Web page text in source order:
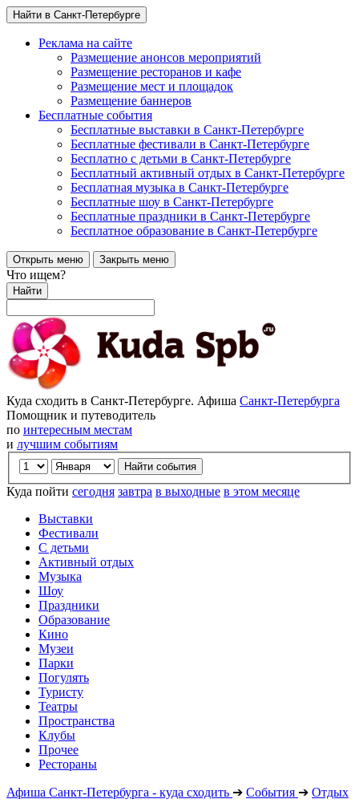
Найти в Санкт-Петербурге
Реклама на сайте
Размещение анонсов мероприятий
Размещение ресторанов и кафе
Размещение мест и площадок
Размещение баннеров
Бесплатные события
Бесплатные выставки в Санкт-Петербурге
Бесплатные фестивали в Санкт-Петербурге
Бесплатно с детьми в Санкт-Петербурге
Бесплатный активный отдых в Санкт-Петербурге
Бесплатная музыка в Санкт-Петербурге
Бесплатные шоу в Санкт-Петербурге
Бесплатные праздники в Санкт-Петербурге
Бесплатное образование в Санкт-Петербурге
Открыть меню Закрыть меню
Что ищем?
Найти
Куда сходить в Санкт-Петербурге. Афиша Санкт-Петербурга
Помощник и путеводитель
по интересным местам
и лучшим событиям
Куда пойти сегодня завтра в выходные в этом месяце
Выставки
Фестивали
С детьми
Активный отдых
Музыка
Шоу
Праздники
Образование
Кино
Музеи
Парки
Погулять
Туристу
Театры
Пространства
Клубы
Прочее
Рестораны
Афиша Санкт-Петербурга - куда сходить ➔ События ➔ Отдых